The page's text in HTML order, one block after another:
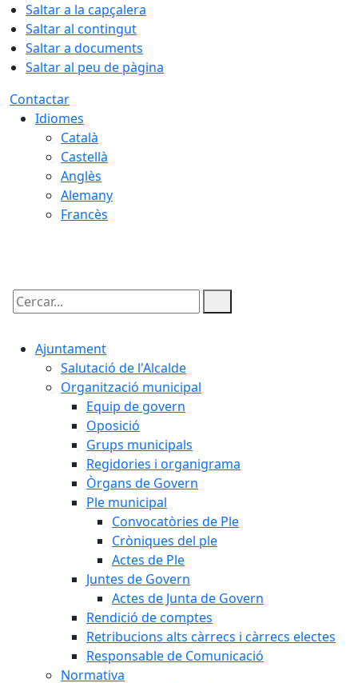
Saltar a la capçalera
Saltar al contingut
Saltar a documents
Saltar al peu de pàgina
Contactar
Idiomes
Català
Castellà
Anglès
Alemany
Francès
Cercar:
Ajuntament
Salutació de l'Alcalde
Organització municipal
Equip de govern
Oposició
Grups municipals
Regidories i organigrama
Òrgans de Govern
Ple municipal
Convocatòries de Ple
Cròniques del ple
Actes de Ple
Juntes de Govern
Actes de Junta de Govern
Rendició de comptes
Retribucions alts càrrecs i càrrecs electes
Responsable de Comunicació
Normativa